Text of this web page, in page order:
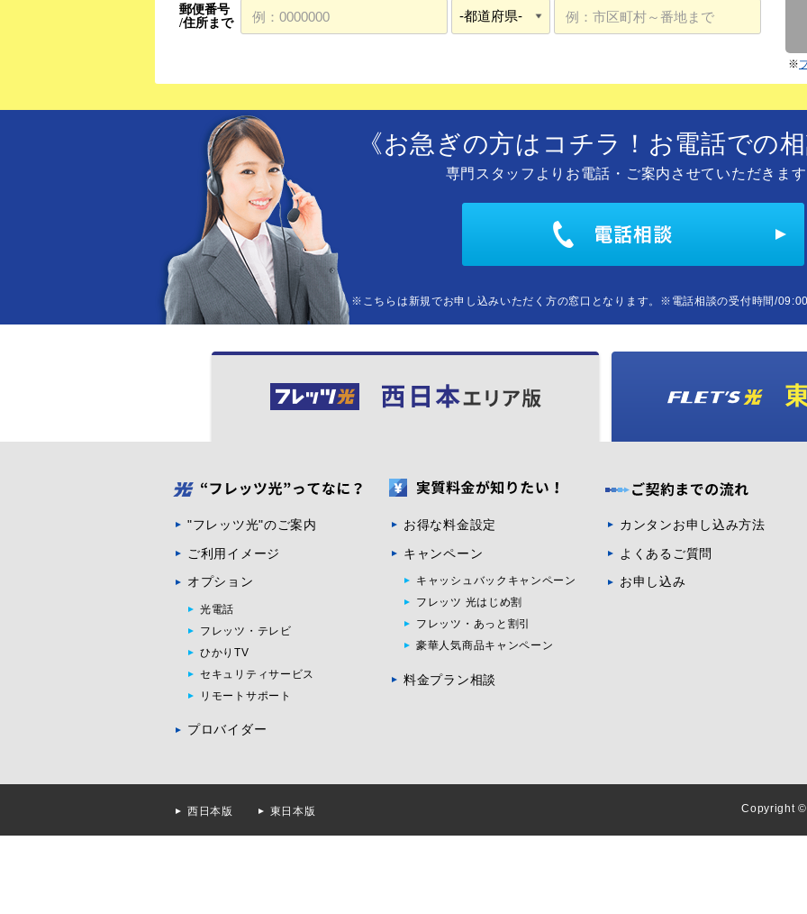
《お急ぎの方はコチラ！お電話での相
専門スタッフよりお電話・ご案内させていただきます
※こちらは新規でお申し込みいただく方の窓口となります。 ※電話相談の受付時間/
"フレッツ光"のご案内
ご利用イメージ
オプション
光電話
フレッツ・テレビ
ひかりTV
セキュリティサービス
リモートサポート
プロバイダー
お得な料金設定
キャンペーン
キャッシュバックキャンペーン
フレッツ 光はじめ割
フレッツ・あっと割引
豪華人気商品キャンペーン
料金プラン相談
カンタンお申し込み方法
よくあるご質問
お申し込み
西日本版 東日本版 Copyright ©